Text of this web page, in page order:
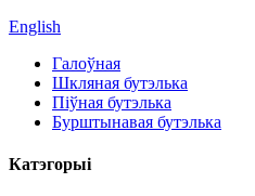
English
Галоўная
Шкляная бутэлька
Піўная бутэлька
Бурштынавая бутэлька
Катэгорыі